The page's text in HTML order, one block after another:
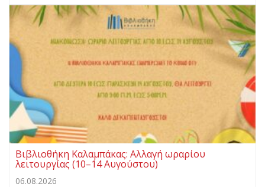
Βιβλιοθήκη Καλαμπάκας: Αλλαγή ωραρίου
λειτουργίας (10–14 Αυγούστου)
06.08.2026